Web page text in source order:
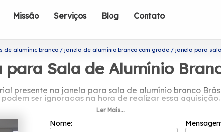
Missão Serviços Blog Contato
de alumínio branco janela de alumínio branco com grade janela para
para Sala de Alumínio
presente na janela para sala de alumínio branco
podem ser ignoradas na hora de realizar essa aquisição.
por janela para sala de alumínio
Ler Mais...
Nome: